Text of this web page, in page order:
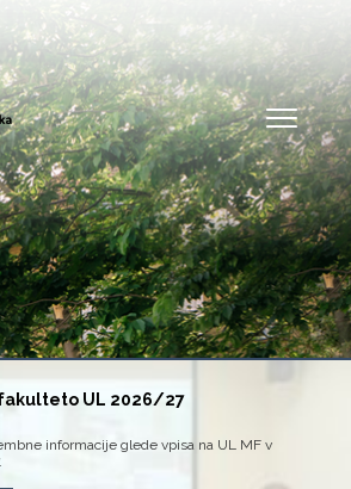
Open
UL 2026/27
informacije glede vpisa na UL MF v